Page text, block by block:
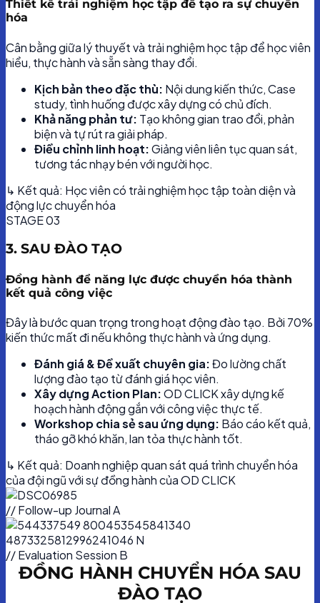
Thiết kế trải nghiệm học tập để tạo ra sự chuyển
hóa
Cân bằng giữa lý thuyết và trải nghiệm học tập để học viên
hiểu, thực hành và sẵn sàng thay đổi.
Kịch bản theo đặc thù: Nội dung kiến thức, Case
study, tình huống được xây dựng có chủ đích.
Khả năng phản tư: Tạo không gian trao đổi, phản
biện và tự rút ra giải pháp.
Điều chỉnh linh hoạt:Giảng viên liên tục quan sát,
tương tác nhạy bén với người học.
↳ Kết quả: Học viên có trải nghiệm học tập toàn diện và
động lực chuyển hóa
STAGE 03
3. SAU ĐÀO TẠO
Đồng hành để năng lực được chuyển hóa thành
kết quả công việc
Đây là bước quan trọng trong hoạt động đào tạo. Bởi 70%
kiến thức mất đi nếu không thực hành và ứng dụng.
Đánh giá & Đề xuất chuyên gia:Đo lường chất
lượng đào tạo từ đánh giá học viên.
Xây dựng Action Plan:OD CLICK xây dựng kế
hoạch hành động gắn với công việc thực tế.
Workshop chia sẻ sau ứng dụng: Báo cáo kết quả,
tháo gỡ khó khăn, lan tỏa thực hành tốt.
↳ Kết quả: Doanh nghiệp quan sát quá trình chuyển hóa
của đội ngũ với sự đồng hành của OD CLICK
// Follow-up Journal A
// Evaluation Session B
ĐỒNG HÀNH CHUYỂN HÓA SAU
ĐÀO TẠO